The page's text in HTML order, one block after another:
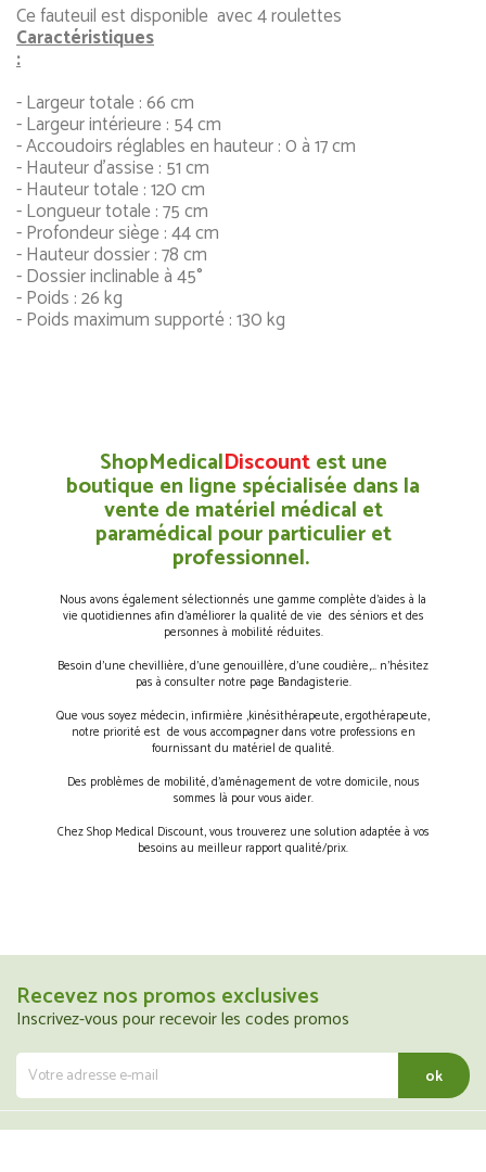
Ce fauteuil est disponible avec 4 roulettes
Caractéristiques
:
- Largeur totale : 66 cm
- Largeur intérieure : 54 cm
- Accoudoirs réglables en hauteur : 0 à 17 cm
- Hauteur d'assise : 51 cm
- Hauteur totale : 120 cm
- Longueur totale : 75 cm
- Profondeur siège : 44 cm
- Hauteur dossier : 78 cm
- Dossier inclinable à 45°
- Poids : 26 kg
- Poids maximum supporté : 130 kg
ShopMedicalDiscountest une
boutique en ligne spécialisée dans la
vente de matériel médical et
paramédical pour particulier et
professionnel.
Nous avons également sélectionnés une gamme complète d’aides à la
vie quotidiennes afin d’améliorer la qualité de vie des séniors et des
personnes à mobilité réduites.
Besoin d’une chevillière, d’une genouillère, d’une coudière,… n’hésitez
pas à consulter notre page Bandagisterie.
Que vous soyez médecin, infirmière ,kinésithérapeute, ergothérapeute,
notre priorité est de vous accompagner dans votre professions en
fournissant du matériel de qualité.
Des problèmes de mobilité, d’aménagement de votre domicile, nous
sommes là pour vous aider.
Chez Shop Medical Discount, vous trouverez une solution adaptée à vos
besoins au meilleur rapport qualité/prix.
Recevez nos promos exclusives
Inscrivez-vous pour recevoir les codes promos